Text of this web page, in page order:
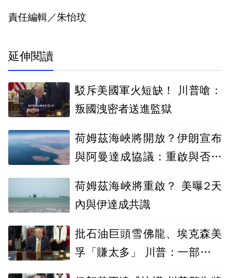
責任編輯／朱怡玟
延伸閱讀
駁斥美國軍火短缺！ 川普嗆：
叛國洩密者送進監獄
荷姆茲海峽將開放？伊朗宣布
與阿曼達成協議：重啟與否取
荷姆茲海峽將重啟？ 美曝2天
內與伊達成共識
批石油巨頭雪佛龍、埃克森美
孚「賺太多」 川普：一部分該